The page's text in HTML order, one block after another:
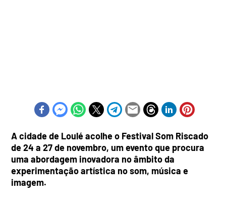
A cidade de Loulé acolhe o Festival Som Riscado
de 24 a 27 de novembro, um evento que procura
uma abordagem inovadora no âmbito da
experimentação artística no som, música e
imagem.